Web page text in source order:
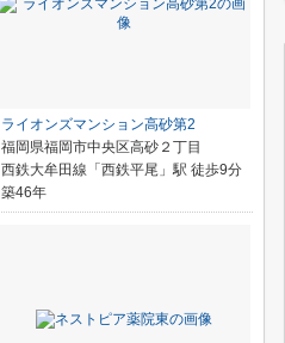
ライオンズマンション高砂第2
福岡県福岡市中央区高砂２丁目
西鉄大牟田線「西鉄平尾」駅 徒歩9分
築46年